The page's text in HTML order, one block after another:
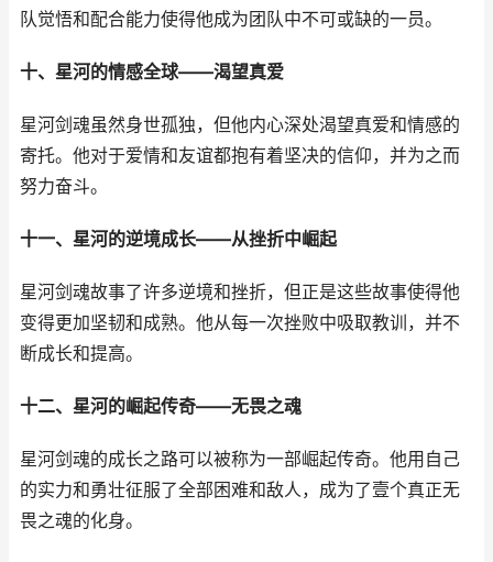
队觉悟和配合能力使得他成为团队中不可或缺的一员。
十、星河的情感全球——渴望真爱
星河剑魂虽然身世孤独，但他内心深处渴望真爱和情感的
寄托。他对于爱情和友谊都抱有着坚决的信仰，并为之而
努力奋斗。
十一、星河的逆境成长——从挫折中崛起
星河剑魂故事了许多逆境和挫折，但正是这些故事使得他
变得更加坚韧和成熟。他从每一次挫败中吸取教训，并不
断成长和提高。
十二、星河的崛起传奇——无畏之魂
星河剑魂的成长之路可以被称为一部崛起传奇。他用自己
的实力和勇壮征服了全部困难和敌人，成为了壹个真正无
畏之魂的化身。